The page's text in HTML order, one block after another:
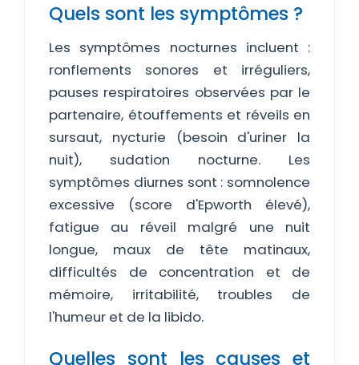
Quels sont les symptômes ?
Les symptômes nocturnes incluent :
ronflements sonores et irréguliers,
pauses respiratoires observées par le
partenaire, étouffements et réveils en
sursaut, nycturie (besoin d'uriner la
nuit), sudation nocturne. Les
symptômes diurnes sont : somnolence
excessive (score d'Epworth élevé),
fatigue au réveil malgré une nuit
longue, maux de tête matinaux,
difficultés de concentration et de
mémoire, irritabilité, troubles de
l'humeur et de la libido.
Quelles sont les causes et